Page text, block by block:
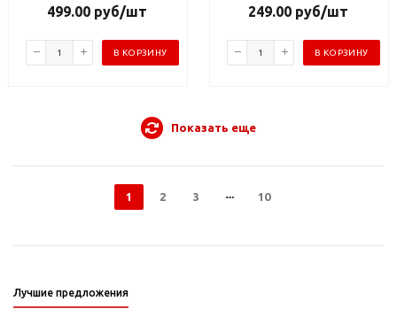
499.00руб/шт
В КОРЗИНУ
249.00руб/шт
В КОРЗИНУ
Показать еще
1 2 3 10
Лучшие предложения